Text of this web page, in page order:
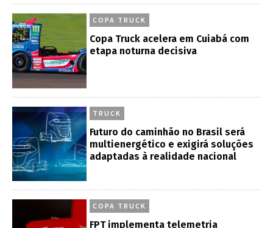
COPA TRUCK
Copa Truck acelera em Cuiabá com
etapa noturna decisiva
TRUCK
Futuro do caminhão no Brasil será
multienergético e exigirá soluções
adaptadas à realidade nacional
COPA TRUCK
FPT implementa telemetria